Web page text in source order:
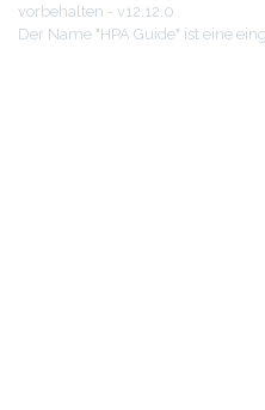
vorbehalten - v12.12.0
Der Name "HPA Guide" ist eine